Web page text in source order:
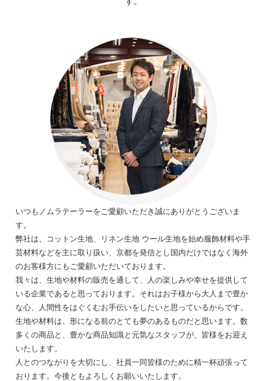
いつもノムラテーラーをご愛顧いただき誠にありがとうございま
す。
弊社は、コットン生地、リネン生地 ウール生地を始め服飾材料や手
芸材料などを主に取り扱い、京都を発信とし国内だけではなく海外
のお客様方にもご愛顧いただいております。
我々は、生地や材料の販売を通して、人の楽しみや幸せを提供して
いる企業であると思っております。それはお子様から大人まで豊か
な心、人間性をはぐくむお手伝いをしたいと思っているからです。
生地や材料は、形になる前のとても夢のあるものだと思います。数
多くの商品と、豊かな商品知識と元気なスタッフが、皆様をお迎え
いたします。
人とのつながりを大切にし、社員一同皆様のために精一杯頑張って
おります。今後ともよろしくお願いいたします。